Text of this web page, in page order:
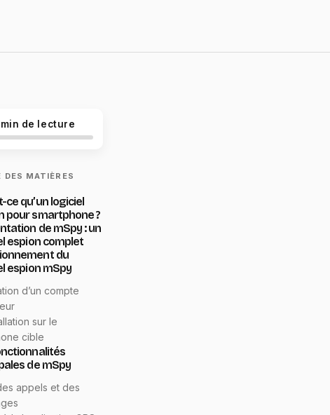
de lecture
DES MATIÈRES
ce qu’un logiciel
pour smartphone ?
de mSpy : un
espion complet
du
espion mSpy
d’un compte
sur le
cible
de mSpy
appels et des